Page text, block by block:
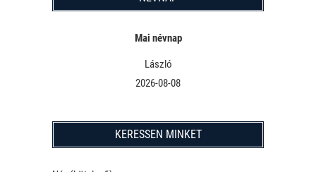
Mai névnap
László
2026-08-08
KERESSEN MINKET